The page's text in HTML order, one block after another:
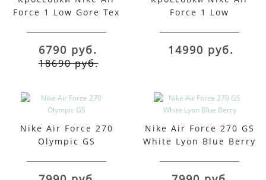
Force 1 Low Gore Tex
6790 руб.
18690 руб.
Force 1 Low
14990 руб.
Nike Air Force 270
Olympic GS
Nike Air Force 270 GS
White Lyon Blue Berry